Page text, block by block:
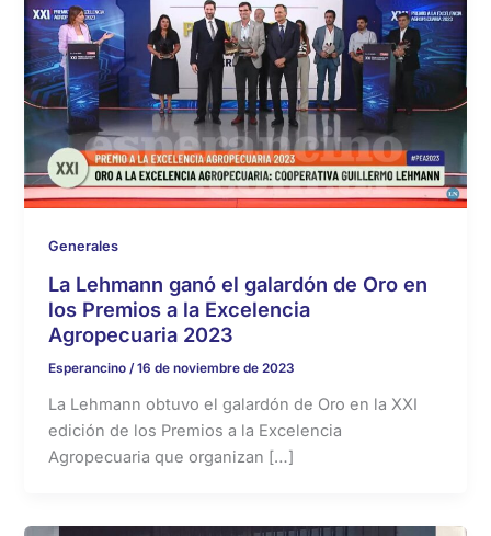
Generales
La Lehmann ganó el galardón de Oro en
los Premios a la Excelencia
Agropecuaria 2023
Esperancino /16 de noviembre de 2023
La Lehmann obtuvo el galardón de Oro en la XXI
edición de los Premios a la Excelencia
Agropecuaria que organizan […]